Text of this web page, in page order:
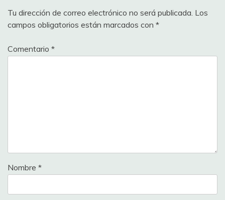
Tu dirección de correo electrónico no será publicada. Los
campos obligatorios están marcados con *
Comentario *
Nombre *